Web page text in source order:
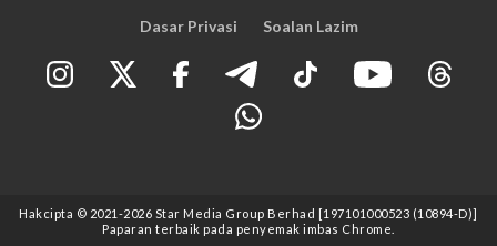
Dasar Privasi Soalan Lazim
Hakcipta © 2021 -2026 Star Media Group Berhad [197101000523 (10894-D)]
Paparan terbaik pada penyemak imbas Chrome.